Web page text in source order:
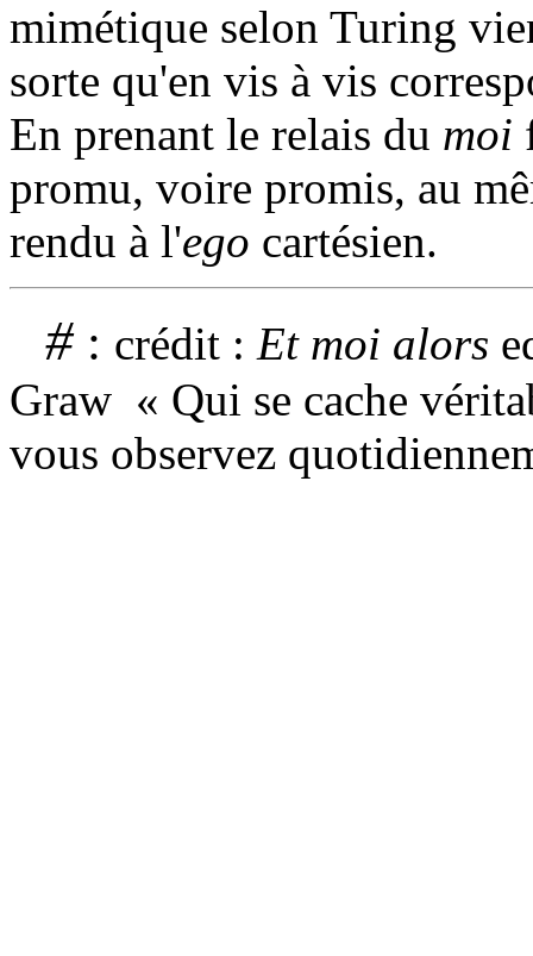
mimétique selon Turing
sorte qu'en vis à vis
En prenant le relais du moi
promu, voire promis, au
rendu à l'ego cartésien.
#: crédit : Et moi alors
Graw « Qui se cache
vous observez